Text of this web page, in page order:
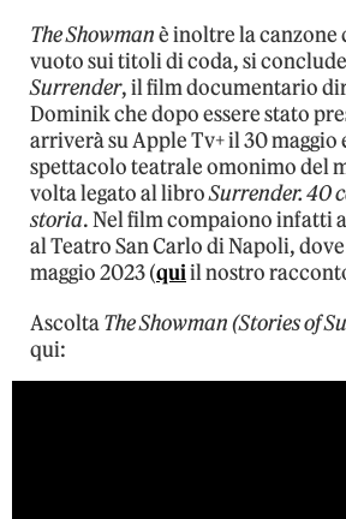
The Showmanè inoltre la canzone
vuoto sui titoli di coda, si
Surrender, il film documentario
Dominik che dopo essere stato
arriverà su Apple Tv+ il 30 maggio
spettacolo teatrale omonimo del
volta legato al libroSurrender. 40
storia. Nel film compaiono infatti
al Teatro San Carlo di Napoli,
maggio 2023 (quiil nostro
AscoltaThe Showman (Stories of
qui: